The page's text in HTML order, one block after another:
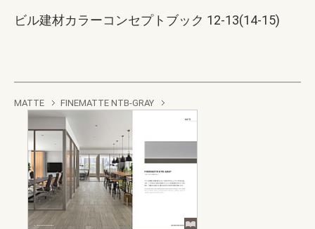
ビル建材カラーコンセプトブック 12-13(14-15)
MATTE FINEMATTE NTB-GRAY